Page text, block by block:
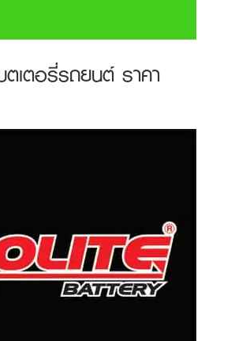
ตเตอรี่รถยนต์ ราคา